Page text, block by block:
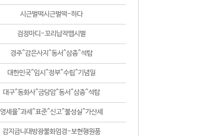
시근벌떡시근벌떡-하다
검정마디-꼬리납작맵시벌
경주^감은사지^동서^삼층^석탑
대한민국^임시^정부^수립^기념일
대구^동화사^금당암^동서^삼층^석탑
영세율^과세^표준^신고^불성실^가산세
감지금니대방광불화엄경-보현행원품